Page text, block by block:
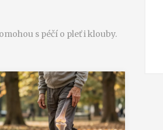
s péčí o pleť i klouby.